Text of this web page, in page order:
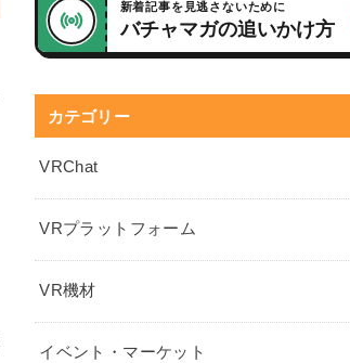
新着記事を見逃さないために
バチャマガの追いかけ方
カテゴリー
VRChat
VRプラットフォーム
VR機材
イベント・マーケット